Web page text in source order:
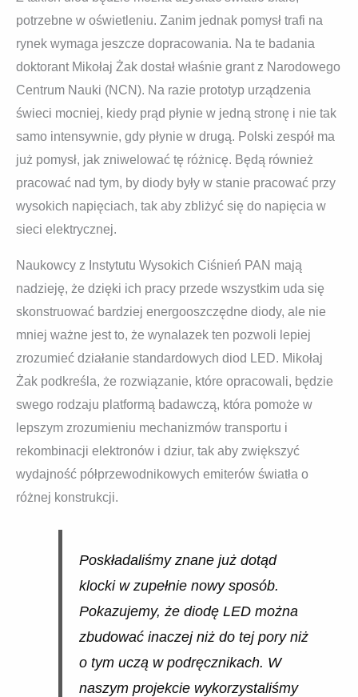
potrzebne w oświetleniu. Zanim jednak pomysł trafi na
rynek wymaga jeszcze dopracowania. Na te badania
doktorant Mikołaj Żak dostał właśnie grant z Narodowego
Centrum Nauki (NCN). Na razie prototyp urządzenia
świeci mocniej, kiedy prąd płynie w jedną stronę i nie tak
samo intensywnie, gdy płynie w drugą. Polski zespół ma
już pomysł, jak zniwelować tę różnicę. Będą również
pracować nad tym, by diody były w stanie pracować przy
wysokich napięciach, tak aby zbliżyć się do napięcia w
sieci elektrycznej.
Naukowcy z Instytutu Wysokich Ciśnień PAN mają
nadzieję, że dzięki ich pracy przede wszystkim uda się
skonstruować bardziej energooszczędne diody, ale nie
mniej ważne jest to, że wynalazek ten pozwoli lepiej
zrozumieć działanie standardowych diod LED. Mikołaj
Żak podkreśla, że rozwiązanie, które opracowali, będzie
swego rodzaju platformą badawczą, która pomoże w
lepszym zrozumieniu mechanizmów transportu i
rekombinacji elektronów i dziur, tak aby zwiększyć
wydajność półprzewodnikowych emiterów światła o
różnej konstrukcji.
Poskładaliśmy znane już dotąd
klocki w zupełnie nowy sposób.
Pokazujemy, że diodę LED można
zbudować inaczej niż do tej pory niż
o tym uczą w podręcznikach. W
naszym projekcie wykorzystaliśmy